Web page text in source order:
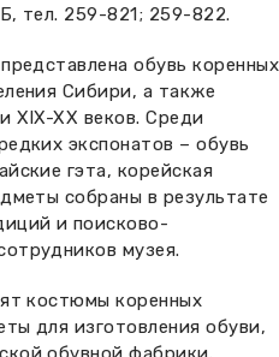
тел. 259-821; 259-822.
обувь коренных
Сибири, а также
XIX-XX веков. Среди
экспонатов – обувь
гэта, корейская
собраны в результате
и поисково-
музея.
костюмы коренных
для изготовления обуви,